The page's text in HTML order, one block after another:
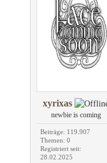
xyrixas
newbie is coming
Beiträge: 119.907
Themen: 0
Registriert seit:
28.02.2025